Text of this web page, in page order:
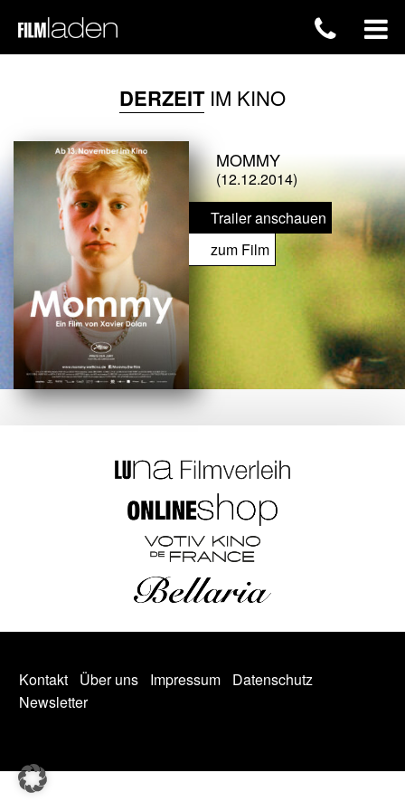
DERZEITIM KINO
MOMMY
(12.12.2014)
Trailer anschauen
zum Film
Kontakt Über uns Impressum
Datenschutz
Newsletter